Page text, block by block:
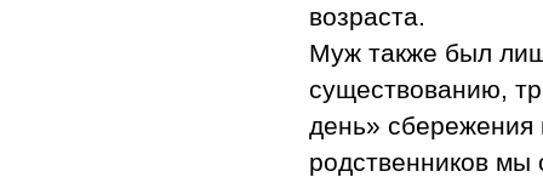
возраста.
Муж также был
существованию,
день» сбережения
родственников